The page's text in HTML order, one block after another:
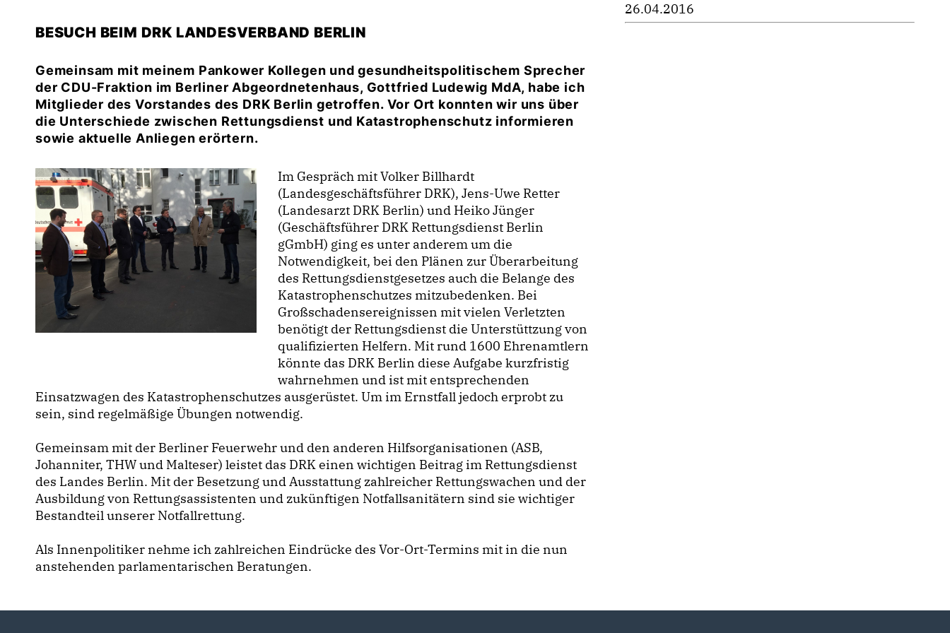
BESUCH BEIM DRK LANDESVERBAND BERLIN
Gemeinsam mit meinem Pankower Kollegen und gesundheitspolitischem Sprecher
der CDU-Fraktion im Berliner Abgeordnetenhaus, Gottfried Ludewig MdA, habe ich
Mitglieder des Vorstandes des DRK Berlin getroffen. Vor Ort konnten wir uns über
die Unterschiede zwischen Rettungsdienst und Katastrophenschutz informieren
sowie aktuelle Anliegen erörtern.
Im Gespräch mit Volker Billhardt
(Landesgeschäftsführer DRK), Jens-Uwe Retter
(Landesarzt DRK Berlin) und Heiko Jünger
(Geschäftsführer DRK Rettungsdienst Berlin
gGmbH) ging es unter anderem um die
Notwendigkeit, bei den Plänen zur Überarbeitung
des Rettungsdienstgesetzes auch die Belange des
Katastrophenschutzes mitzubedenken. Bei
Großschadensereignissen mit vielen Verletzten
benötigt der Rettungsdienst die Unterstüttzung von
qualifizierten Helfern. Mit rund 1600 Ehrenamtlern
könnte das DRK Berlin diese Aufgabe kurzfristig
wahrnehmen und ist mit entsprechenden
Einsatzwagen des Katastrophenschutzes ausgerüstet. Um im Ernstfall jedoch erprobt zu
sein, sind regelmäßige Übungen notwendig.
Gemeinsam mit der Berliner Feuerwehr und den anderen Hilfsorganisationen (ASB,
Johanniter, THW und Malteser) leistet das DRK einen wichtigen Beitrag im Rettungsdienst
des Landes Berlin. Mit der Besetzung und Ausstattung zahlreicher Rettungswachen und der
Ausbildung von Rettungsassistenten und zukünftigen Notfallsanitätern sind sie wichtiger
Bestandteil unserer Notfallrettung.
Als Innenpolitiker nehme ich zahlreichen Eindrücke des Vor-Ort-Termins mit in die nun
anstehenden parlamentarischen Beratungen.
26.04.2016